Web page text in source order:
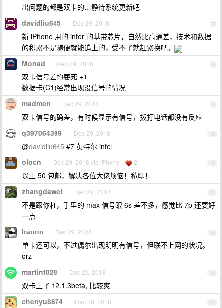
出问题的都是双卡的…静待系统更新吧
7
davidliu645 Dec 29, 2018
新 iPhone 用的 inter 的基带芯片，自然比高通差，技术和数据
的积累不是随便就能追上的，受不了就赶紧换吧。
8
Monad Dec 29, 2018
双卡信号差的要死 +1
数据卡(C1)经常出现没信号的情况
9
madmen Dec 29, 2018
双卡信号的确差，有时候显示有信号，拨打电话都没有反应
10
q397064399 Dec 29, 2018
@davidliu645 #7 英特尔 intel
11
olocn Dec 29, 2018 via iPhone 2
以上 50 包邮，解决各位大佬烦恼！私聊！
12
zhangdawei Dec 29, 2018
不是跟你杠，手里的 max 信号跟 6s 差不多，感觉比 7p 还要好
一点
13
lrannn Dec 29, 2018
单卡还可以，不过偶尔出现明明有信号，但联不上网的状况。
orz
14
martint028 Dec 29, 2018
双卡上了 12.1.3beta, 比较爽
15
chenyu8674 Dec 29, 2018